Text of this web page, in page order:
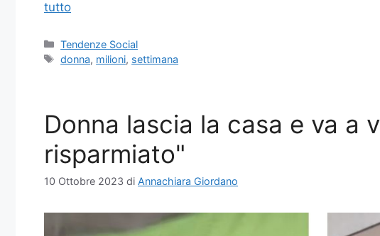
tutto
Categorie
Tendenze Social
Tag
donna, milioni, settimana
Donna lascia la casa e va a
risparmiato"
10 Ottobre 2023 di Annachiara Giordano